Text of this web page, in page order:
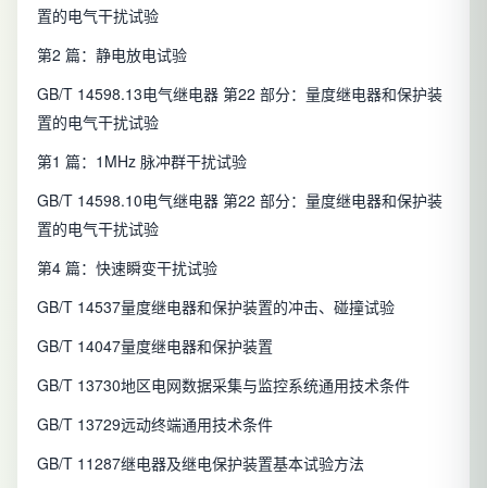
置的电气干扰试验
第2 篇：静电放电试验
GB/T 14598.13电气继电器 第22 部分：量度继电器和保护装
置的电气干扰试验
第1 篇：1MHz 脉冲群干扰试验
GB/T 14598.10电气继电器 第22 部分：量度继电器和保护装
置的电气干扰试验
第4 篇：快速瞬变干扰试验
GB/T 14537量度继电器和保护装置的冲击、碰撞试验
GB/T 14047量度继电器和保护装置
GB/T 13730地区电网数据采集与监控系统通用技术条件
GB/T 13729远动终端通用技术条件
GB/T 11287继电器及继电保护装置基本试验方法